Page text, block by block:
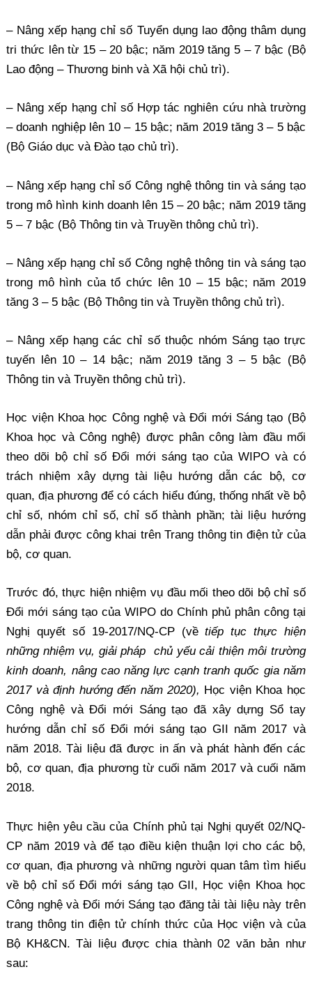
– Nâng xếp hạng chỉ số Tuyển dụng lao động thâm dụng
tri thức lên từ 15 – 20 bậc; năm 2019 tăng 5 – 7 bậc (Bộ
Lao động – Thương binh và Xã hội chủ trì).
– Nâng xếp hạng chỉ số Hợp tác nghiên cứu nhà trường
– doanh nghiệp lên 10 – 15 bậc; năm 2019 tăng 3 – 5 bậc
(Bộ Giáo dục và Đào tạo chủ trì).
– Nâng xếp hạng chỉ số Công nghệ thông tin và sáng tạo
trong mô hình kinh doanh lên 15 – 20 bậc; năm 2019 tăng
5 – 7 bậc (Bộ Thông tin và Truyền thông chủ trì).
– Nâng xếp hạng chỉ số Công nghệ thông tin và sáng tạo
trong mô hình của tổ chức lên 10 – 15 bậc; năm 2019
tăng 3 – 5 bậc (Bộ Thông tin và Truyền thông chủ trì).
– Nâng xếp hạng các chỉ số thuộc nhóm Sáng tạo trực
tuyến lên 10 – 14 bậc; năm 2019 tăng 3 – 5 bậc (Bộ
Thông tin và Truyền thông chủ trì).
Học viện Khoa học Công nghệ và Đổi mới Sáng tạo (Bộ
Khoa học và Công nghệ) được phân công làm đầu mối
theo dõi bộ chỉ số Đổi mới sáng tạo của WIPO và có
trách nhiệm xây dựng tài liệu hướng dẫn các bộ, cơ
quan, địa phương để có cách hiểu đúng, thống nhất về bộ
chỉ số, nhóm chỉ số, chỉ số thành phần; tài liệu hướng
dẫn phải được công khai trên Trang thông tin điện tử của
bộ, cơ quan.
Trước đó, thực hiện nhiệm vụ đầu mối theo dõi bộ chỉ số
Đổi mới sáng tạo của WIPO do Chính phủ phân công tại
Nghị quyết số 19-2017/NQ-CP (vềtiếp tục thực hiện
những nhiệm vụ, giải pháp chủ yếu cải thiện môi trường
kinh doanh, nâng cao năng lực cạnh tranh quốc gia năm
2017 và định hướng đến năm 2020), Học viện Khoa học
Công nghệ và Đổi mới Sáng tạo đã xây dựng Sổ tay
hướng dẫn chỉ số Đổi mới sáng tạo GII năm 2017 và
năm 2018. Tài liệu đã được in ấn và phát hành đến các
bộ, cơ quan, địa phương từ cuối năm 2017 và cuối năm
2018.
Thực hiện yêu cầu của Chính phủ tại Nghị quyết 02/NQ-
CP năm 2019 và để tạo điều kiện thuận lợi cho các bộ,
cơ quan, địa phương và những người quan tâm tìm hiểu
về bộ chỉ số Đổi mới sáng tạo GII, Học viện Khoa học
Công nghệ và Đổi mới Sáng tạo đăng tải tài liệu này trên
trang thông tin điện tử chính thức của Học viện và của
Bộ KH&CN. Tài liệu được chia thành 02 văn bản như
sau: